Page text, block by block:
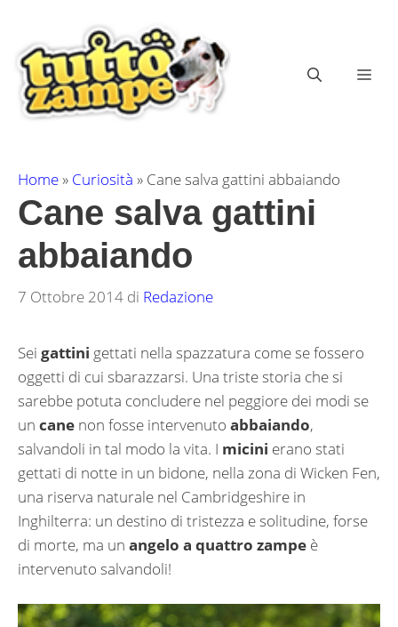
contenuto
Home» Curiosità » Cane salva gattini abbaiando
Cane salva gattini
abbaiando
7 Ottobre 2014 di Redazione
Sei gattini gettati nella spazzatura come se fossero
oggetti di cui sbarazzarsi. Una triste storia che si
sarebbe potuta concludere nel peggiore dei modi se
un cane non fosse intervenuto abbaiando,
salvandoli in tal modo la vita. I micini erano stati
gettati di notte in un bidone, nella zona di Wicken Fen,
una riserva naturale nel Cambridgeshire in
Inghilterra: un destino di tristezza e solitudine, forse
di morte, ma un angelo a quattro zampe è
intervenuto salvandoli!